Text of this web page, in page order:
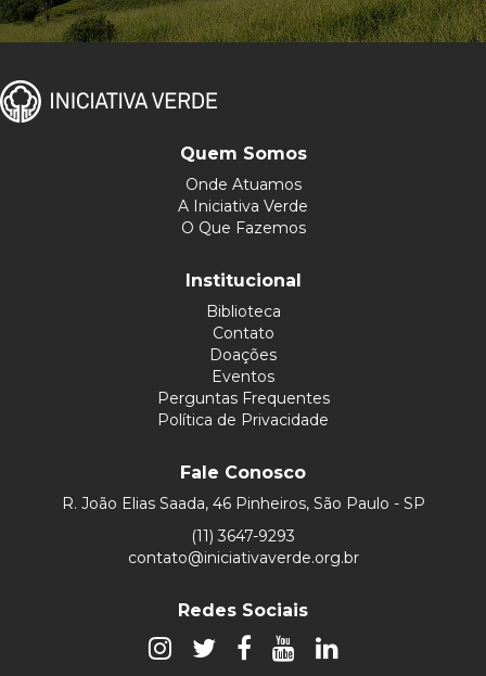
Quem Somos
Onde Atuamos
A Iniciativa Verde
O Que Fazemos
Institucional
Biblioteca
Contato
Doações
Eventos
Perguntas Frequentes
Política de Privacidade
Fale Conosco
R. João Elias Saada, 46 Pinheiros, São Paulo - SP
(11) 3647-9293
contato@iniciativaverde.org.br
Redes Sociais